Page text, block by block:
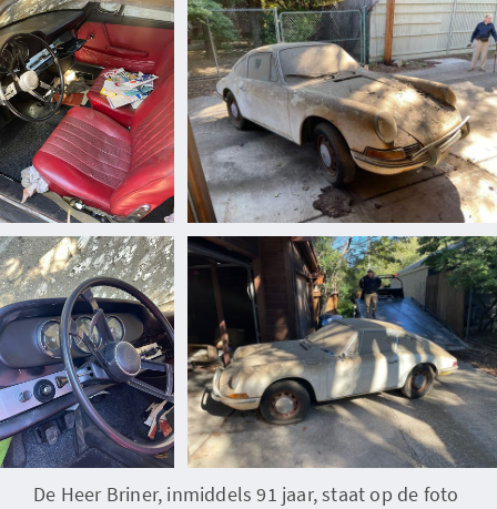
De Heer Briner, inmiddels 91 jaar, staat op de foto